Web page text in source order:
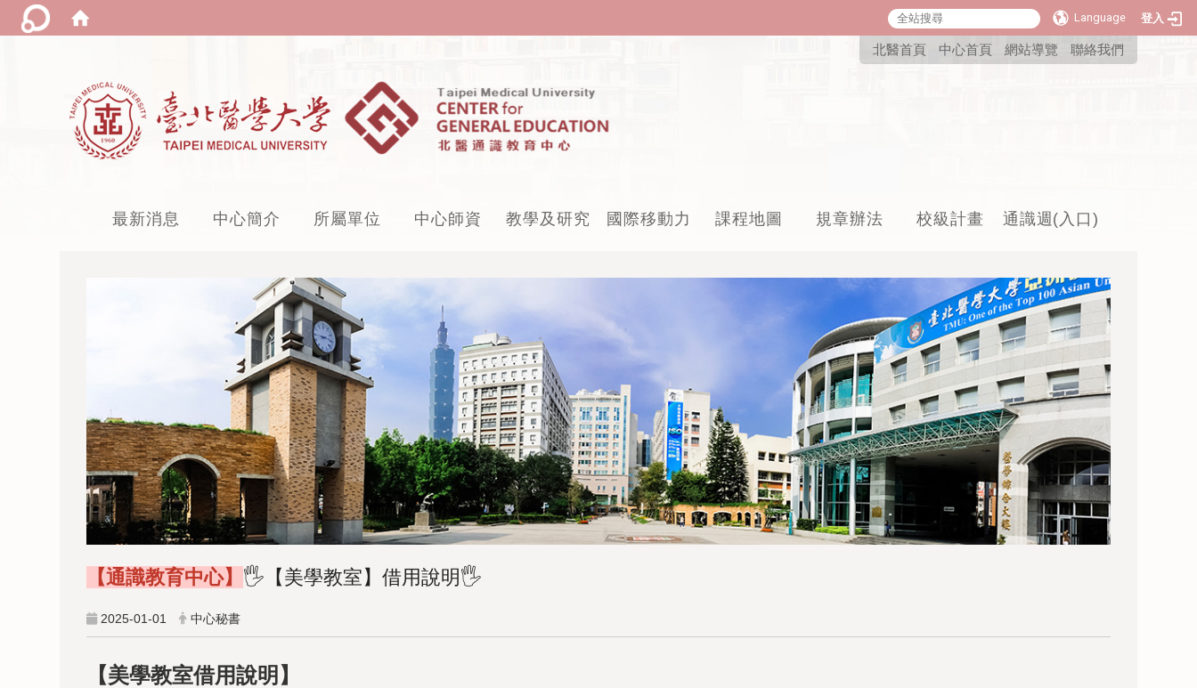
Language 登入
北醫首頁 中心首頁 網站導覽 聯絡我們
最新消息 中心簡介 所屬單位 中心師資 教學及研究 國際移動力 課程地圖 規章辦法 校級計畫 通識週(入口)
【通識教育中心】 🖐【美學教室】借用說明🖐
2025-01-01 中心秘書
【美學教室借用說明】